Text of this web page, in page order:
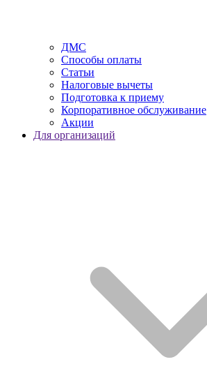
ДМС
Способы оплаты
Статьи
Налоговые вычеты
Подготовка к приему
Корпоративное обслуживание
Акции
Для организаций